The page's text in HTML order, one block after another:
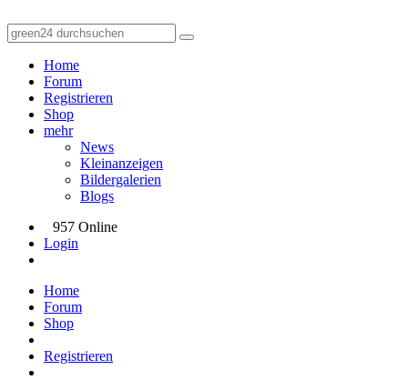
Home
Forum
Registrieren
Shop
mehr
News
Kleinanzeigen
Bildergalerien
Blogs
957 Online
Login
Home
Forum
Shop
Registrieren